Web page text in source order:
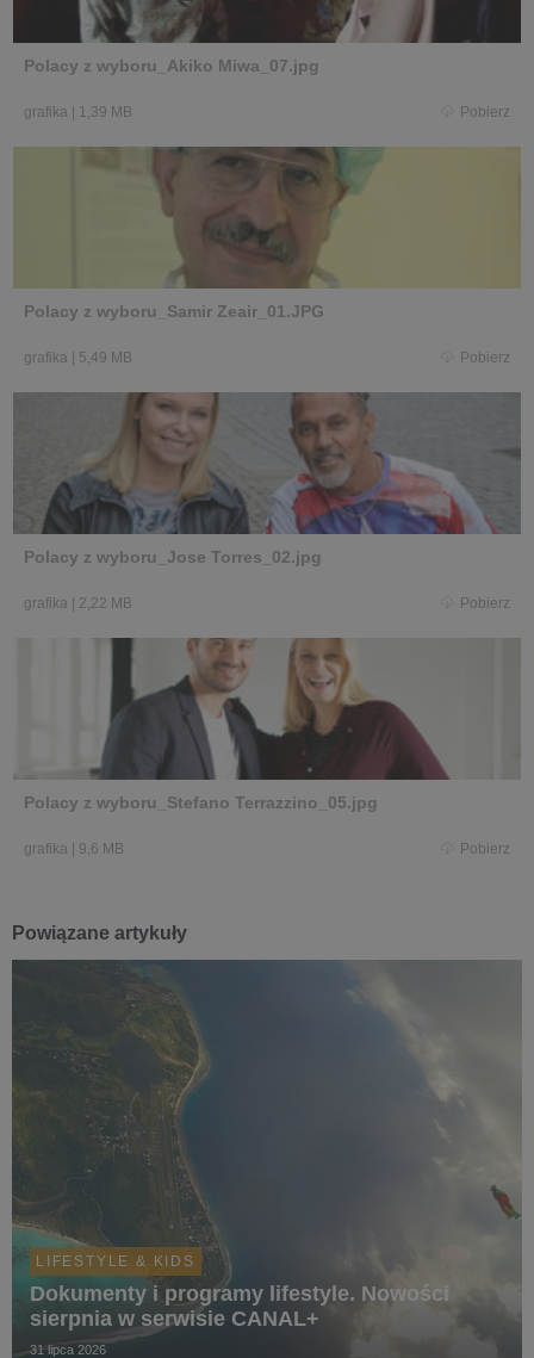
Polacy z wyboru_Akiko Miwa_07.jpg
grafika 1,39 MB Pobierz
Polacy z wyboru_Samir Zeair_01.JPG
grafika 5,49 MB Pobierz
Polacy z wyboru_Jose Torres_02.jpg
grafika 2,22 MB Pobierz
Polacy z wyboru_Stefano Terrazzino_05.jpg
grafika 9,6 MB Pobierz
Powiązane artykuły
LIFESTYLE & KIDS
Dokumenty i programy lifestyle. Nowości
sierpnia w serwisie CANAL+
31 lipca 2026